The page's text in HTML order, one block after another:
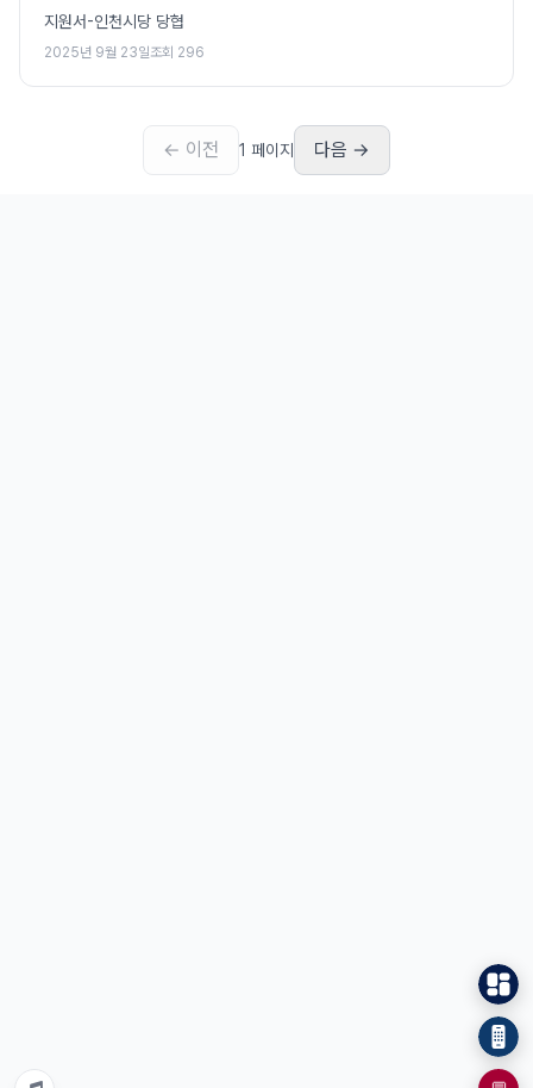
지원서-인천시당 당협
2025년 9월 23일조회 296
← 이전 1 페이지 다음 →